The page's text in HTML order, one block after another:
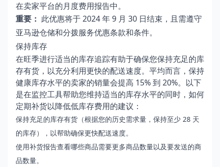
在卖家平台的月度费用报告中。
重要： 此优惠将于 2024 年 9 月 30 日结束，且需遵守
亚马逊仓储和分拨服务优惠条款和条件。
保持库存
在旺季进行适当的库存追踪有助于确保您保持充足的库
存有货，以充分利用更快的配送速度。平均而言，保持
健康库存水平的卖家的销量会提高 15% 到 20%。以下
是在监控工具帮助您维持适当的库存水平的同时，如何
定期补货以降低低库存费用的建议：
保持充足的库存有货（根据您的历史需求量，保持至少 28 天
的库存），以帮助确保更快配送速度。
使用补货报告查看哪些商品需要更多商品数量以及要发送的商
品数量。